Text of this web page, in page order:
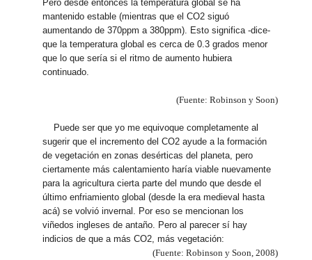
Pero desde entonces la temperatura global se ha
mantenido estable (mientras que el CO2 siguó
aumentando de 370ppm a 380ppm). Esto significa -dice-
que la temperatura global es cerca de 0.3 grados menor
que lo que sería si el ritmo de aumento hubiera
continuado.
(Fuente: Robinson y Soon)
Puede ser que yo me equivoque completamente al
sugerir que el incremento del CO2 ayude a la formación
de vegetación en zonas desérticas del planeta, pero
ciertamente más calentamiento haría viable nuevamente
para la agricultura cierta parte del mundo que desde el
último enfriamiento global (desde la era medieval hasta
acá) se volvió invernal. Por eso se mencionan los
viñedos ingleses de antaño. Pero al parecer sí hay
indicios de que a más CO2, más vegetación:
(Fuente: Robinson y Soon, 2008)